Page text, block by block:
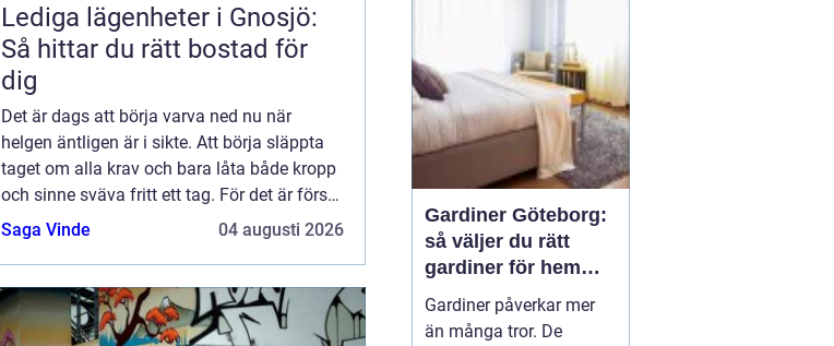
Lediga lägenheter i Gnosjö:
Så hittar du rätt bostad för
dig
Det är dags att börja varva ned nu när
helgen äntligen är i sikte. Att börja släppta
taget om alla krav och bara låta både kropp
och sinne sväva fritt ett tag. För det är först
då som vi också kan släppa fram de
Saga Vinde 04 augusti 2026
kan fastighetsägare i
Göteborg ...
Gardiner Göteborg:
så väljer du rätt
gardiner för hem
och offentlig miljö
Gardiner påverkar mer
än många tror. De